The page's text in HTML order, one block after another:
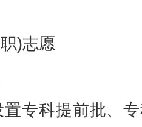
)志愿
科提前批、专